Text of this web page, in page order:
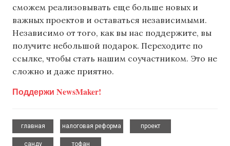
сможем реализовывать еще больше новых и
важных проектов и оставаться независимыми.
Независимо от того, как вы нас поддержите, вы
получите небольшой подарок. Переходите по
ссылке, чтобы стать нашим соучастником. Это не
сложно и даже приятно.
Поддержи NewsMaker!
главная
налоговая реформа
проект
санду
тофан